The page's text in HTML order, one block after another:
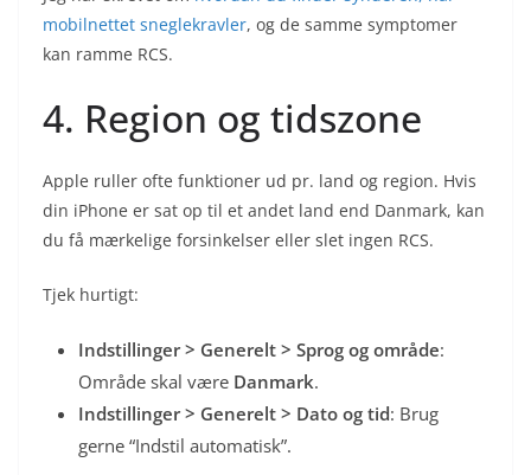
mobilnettet sneglekravler, og de samme symptomer
kan ramme RCS.
4. Region og tidszone
Apple ruller ofte funktioner ud pr. land og region. Hvis
din iPhone er sat op til et andet land end Danmark, kan
du få mærkelige forsinkelser eller slet ingen RCS.
Tjek hurtigt:
Indstillinger > Generelt > Sprog og område:
Område skal være Danmark.
Indstillinger > Generelt > Dato og tid: Brug
gerne “Indstil automatisk”.